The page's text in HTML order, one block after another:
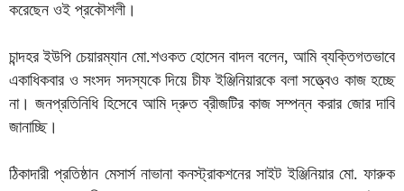
করেছেন ওই প্রকৌশলী।
চান্দহর ইউপি চেয়ারম্যান মো.শওকত হোসেন বাদল বলেন, আমি ব্যক্তিগতভাবে
একাধিকবার ও সংসদ সদস্যকে দিয়ে চীফ ইঞ্জিনিয়ারকে বলা সত্ত্বেও কাজ হচ্ছে
না। জনপ্রতিনিধি হিসেবে আমি দ্রুত ব্রীজটির কাজ সম্পন্ন করার জোর দাবি
জানাচ্ছি।
ঠিকাদারী প্রতিষ্ঠান মেসার্স নাভানা কনস্ট্রাকশনের সাইট ইঞ্জিনিয়ার মো. ফারুক